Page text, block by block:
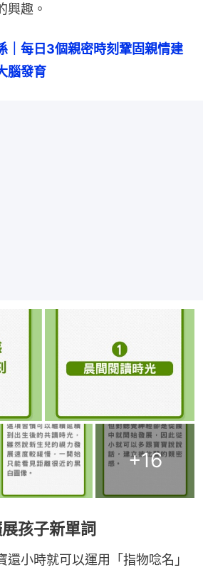
興趣。
｜每日3個親密時刻鞏固親情建
腦發育
+16
孩子新單詞
還小時就可以運用「指物唸名」